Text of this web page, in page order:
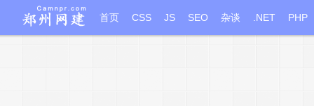
首页 CSS JS SEO 杂谈 .NET PHP